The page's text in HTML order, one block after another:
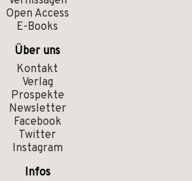
Open Access
E-Books
Über uns
Kontakt
Verlag
Prospekte
Newsletter
Facebook
Twitter
Instagram
Infos